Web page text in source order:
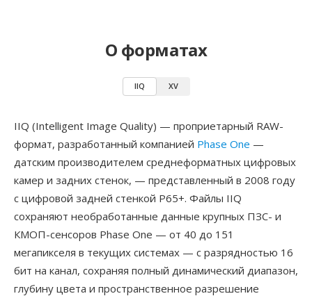
О форматах
IIQ XV
IIQ (Intelligent Image Quality) — проприетарный RAW-
формат, разработанный компанией Phase One —
датским производителем среднеформатных цифровых
камер и задних стенок, — представленный в 2008 году
с цифровой задней стенкой P65+. Файлы IIQ
сохраняют необработанные данные крупных ПЗС- и
КМОП-сенсоров Phase One — от 40 до 151
мегапикселя в текущих системах — с разрядностью 16
бит на канал, сохраняя полный динамический диапазон,
глубину цвета и пространственное разрешение